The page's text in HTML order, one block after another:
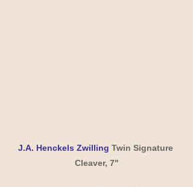
J.A. Henckels Zwilling Twin Signature
Cleaver, 7"